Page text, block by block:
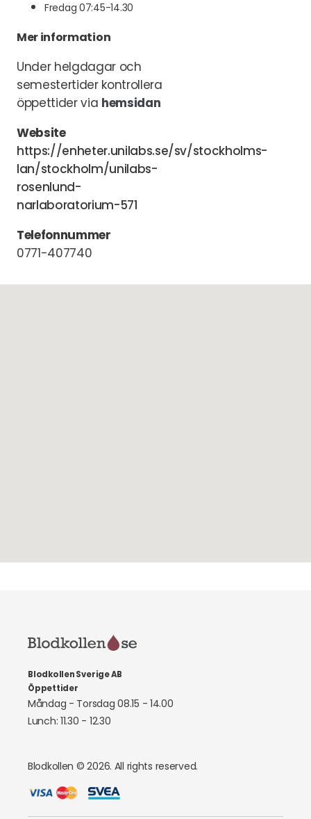
Fredag 07:45-14.30
Mer information
Under helgdagar och
semestertider kontrollera
öppettider via hemsidan
Website
https://enheter.unilabs.se/sv/stockholms-
lan/stockholm/unilabs-
rosenlund-
narlaboratorium-571
Telefonnummer
0771-407740
Blodkollen Sverige AB
Öppettider
Måndag - Torsdag 08.15 - 14.00
Lunch: 11.30 - 12.30
Blodkollen © 2026. All rights reserved.